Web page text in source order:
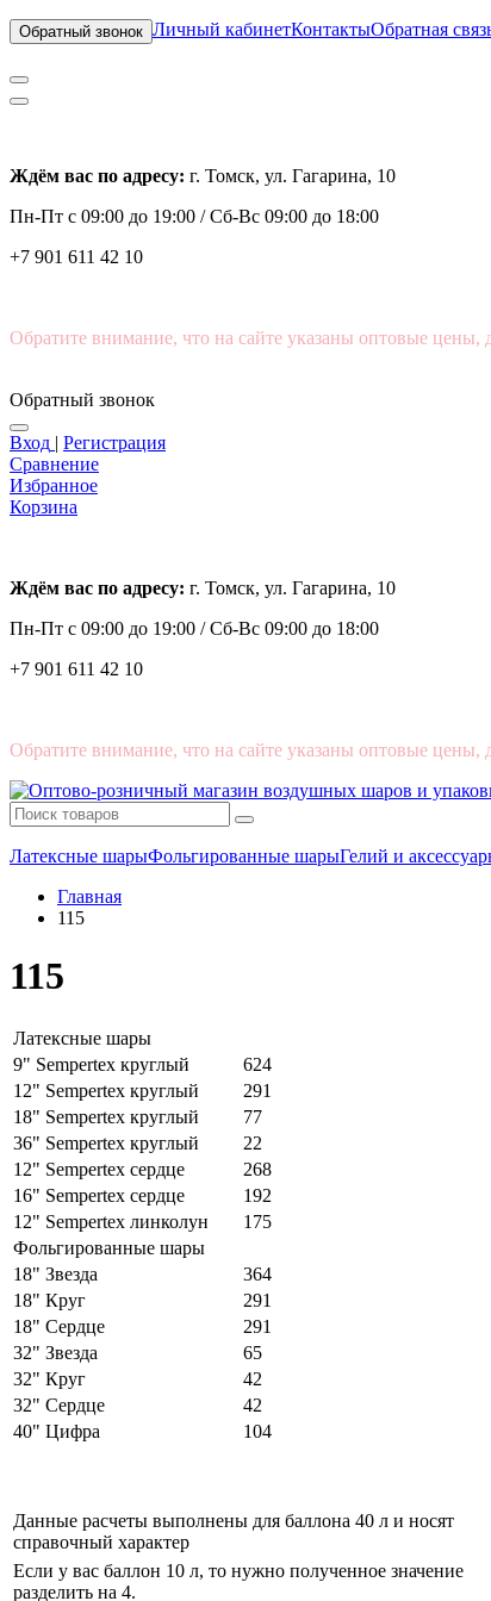
Обратный звонок Личный кабинетКонтактыОбратная
Ждём вас по адресу: г. Томск, ул. Гагарина, 10
Пн-Пт с 09:00 до 19:00 /Сб-Вс 09:00 до 18:00
+7 901 611 42 10
Обратите внимание, что на сайте указаны оптовые цены,
Обратный звонок
Вход | Регистрация
Сравнение
Избранное
Корзина
Ждём вас по адресу: г. Томск, ул. Гагарина, 10
Пн-Пт с 09:00 до 19:00 /Сб-Вс 09:00 до 18:00
+7 901 611 42 10
Обратите внимание, что на сайте указаны оптовые цены,
Латексные шарыФольгированные шарыГелий и
Главная
115
115
Латексные шары
9" Sempertex круглый
624
12" Sempertex круглый
291
18" Sempertex круглый
77
36" Sempertex круглый
22
12" Sempertex сердце
268
16" Sempertex сердце
192
12" Sempertex линколун
175
Фольгированные шары
18" Звезда
364
18" Круг
291
18" Сердце
291
32" Звезда
65
32" Круг
42
32" Сердце
42
40" Цифра
104
Данные расчеты выполнены для баллона 40 л и носят
справочный характер
Если у вас баллон 10 л, то нужно полученное значение
разделить на 4.